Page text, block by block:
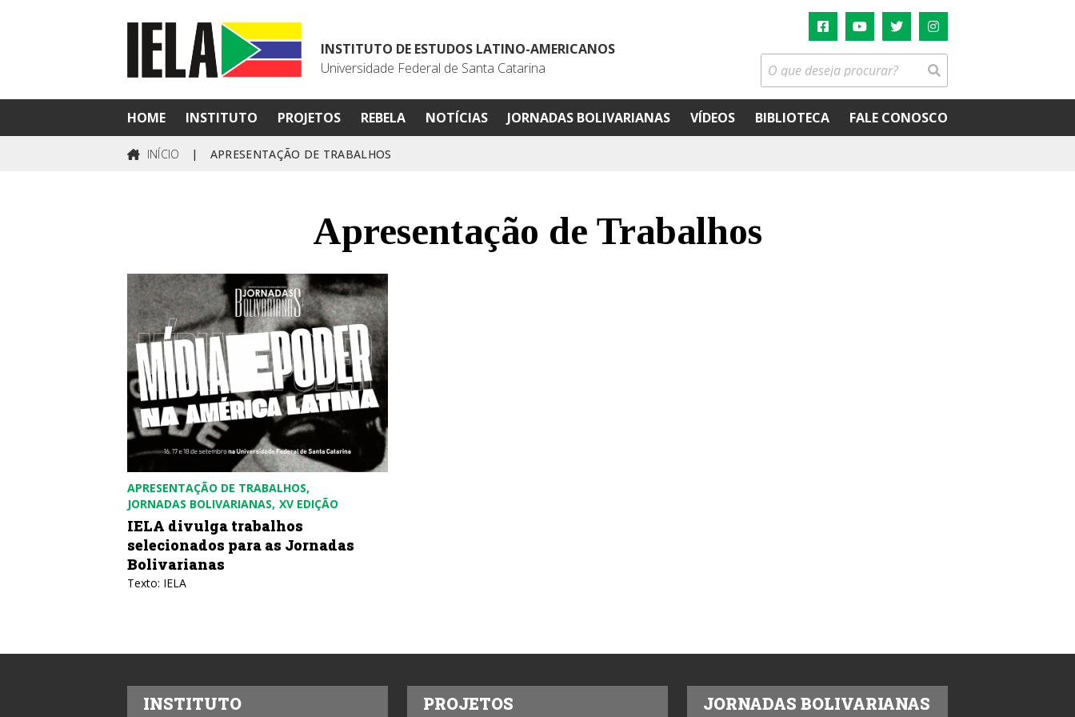
INSTITUTO DE ESTUDOS LATINO-AMERICANOS
Universidade Federal de Santa Catarina
HOME INSTITUTO PROJETOS REBELA NOTÍCIAS JORNADAS BOLIVARIANAS VÍDEOS BIBLIOTECA FALE CONOSCO
INÍCIO | APRESENTAÇÃO DE TRABALHOS
Apresentação de Trabalhos
APRESENTAÇÃO DE TRABALHOS
JORNADAS BOLIVARIANAS XV EDIÇÃO
IELA divulga trabalhos
selecionados para as Jornadas
Bolivarianas
Texto: IELA
INSTITUTO PROJETOS JORNADAS BOLIVARIANAS